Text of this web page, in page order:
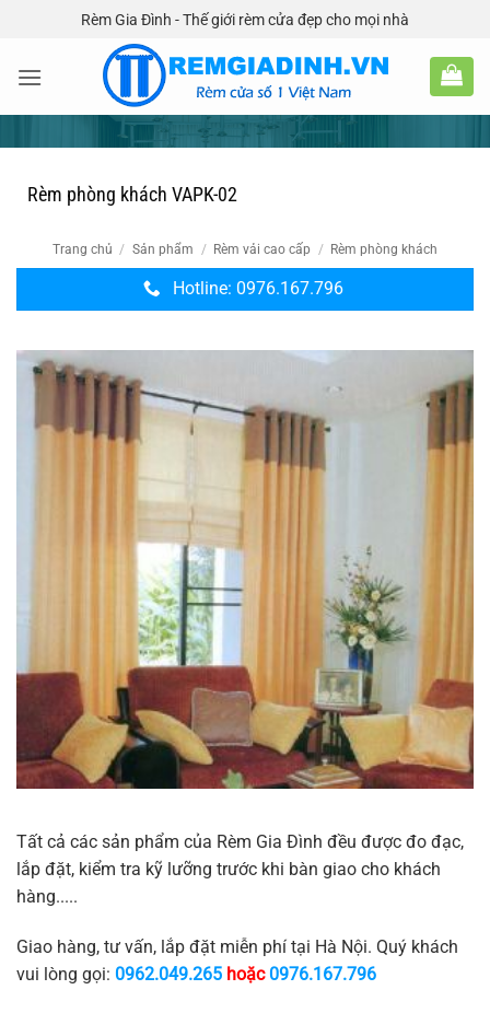
nội
Rèm Gia Đình - Thế giới rèm cửa đẹp cho mọi nhà
Rèm phòng khách VAPK-02
Trang chủ / Sản phẩm / Rèm vải cao cấp / Rèm phòng khách
Hotline: 0976.167.796
Tất cả các sản phẩm của Rèm Gia Đình đều được đo đạc,
lắp đặt, kiểm tra kỹ lưỡng trước khi bàn giao cho khách
hàng.....
Giao hàng, tư vấn, lắp đặt miễn phí tại Hà Nội. Quý khách
vui lòng gọi: 0962.049.265 hoặc0976.167.796